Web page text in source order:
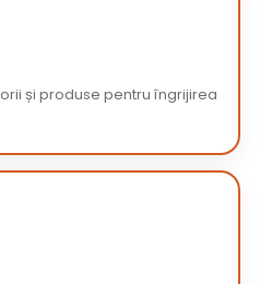
și produse pentru îngrijirea